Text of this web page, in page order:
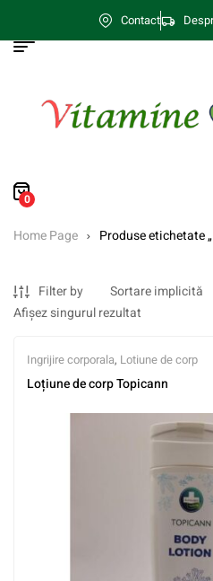
Contact
0
Home Page Produse etichetate
Filter by
Afișez singurul rezultat
Ingrijire corporala, Lotiune de corp
Loțiune de corp Topicann